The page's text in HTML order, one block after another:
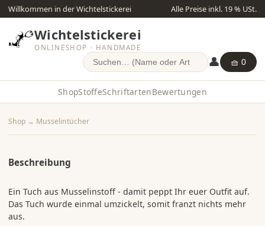
Willkommen in der Wichtelstickerei Alle Preise inkl. 19 % USt.
Wichtelstickerei
ONLINESHOP · HANDMADE
👤 🧺 0
ShopStoffeSchriftartenBewertungen
Shop → Musselintücher
Beschreibung
Ein Tuch aus Musselinstoff - damit peppt Ihr euer Outfit auf.
Das Tuch wurde einmal umzickelt, somit franzt nichts mehr
aus.